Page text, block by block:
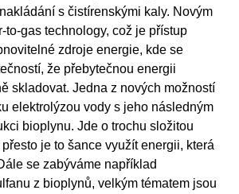
s čistírenskými kaly. Novým
to-gas technology, což je přístup
zdroje energie, kde se
že přebytečnou energii
skladovat. Jedna z nových možností
elektrolýzou vody s jeho následným
bioplynu. Jde o trochu složitou
je to šance využít energii, která
se zabýváme například
z bioplynů, velkým tématem jsou